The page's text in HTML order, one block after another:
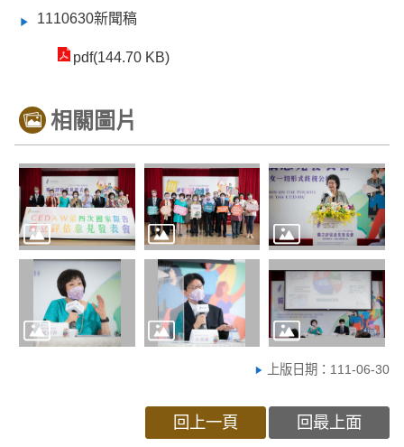
1110630新聞稿
pdf(144.70 KB)
相關圖片
上版日期：111-06-30
回上一頁 回最上面